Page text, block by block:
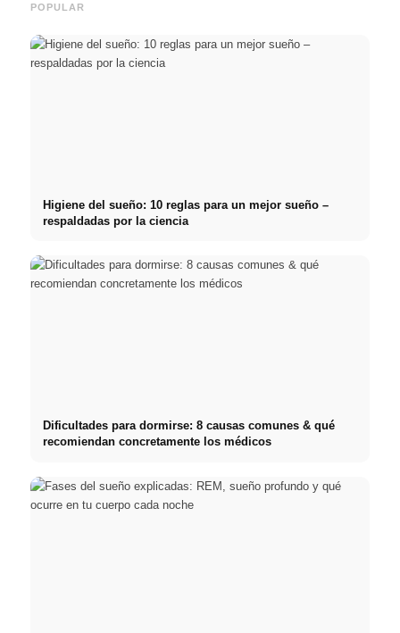
POPULAR
Higiene del sueño: 10 reglas para un mejor sueño –
respaldadas por la ciencia
Dificultades para dormirse: 8 causas comunes & qué
recomiendan concretamente los médicos